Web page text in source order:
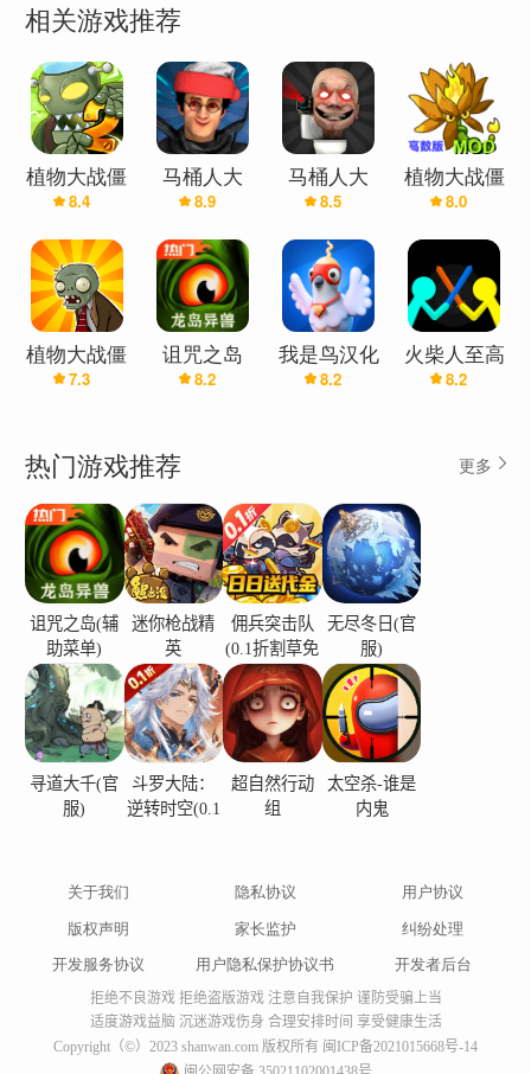
- 在战斗中成为真正的射手，通过不间断的动作射击
游戏让自己进入有趣的冒险。不要停止在离线任务
中射击！
- 用你的枪和武器面对僵尸，找到终极组合，在终极
杀戮游戏中赢得战斗。
ZOMBIE FIRE 3D: Offline Shooter 是一款第一人称
射击游戏，具有通过大量僵尸和武器进行的竞争性
战斗、易于控制、精心制作的地图和具有挑战性的
游戏模式。当值班来电时，您必须接听！你会作为
Coalition 或 The Breach 的成员而战吗？
在 fps 模式下用枪射击僵尸。死亡来临，战场只为英
的僵尸世界。一款全新的射击僵尸游戏！制定策略
并创建自己的故事。您可以在这款射击游戏中放置
炸弹或射击僵尸！
相关游戏推荐
植物大战僵
尸2(辅助菜
单)
8.4
马桶人大
战:开放世
界(辅助菜
单)
8.9
马桶人大
战:开放世
界万圣节版
(辅助菜单)
8.5
植物大战僵
尸融合版
(高数辅助
菜单)
8.0
植物大战僵
尸(辅助菜
7.3
诅咒之岛
(辅助菜单)
8.2
我是鸟汉化
兼容版(辅
8.2
火柴人至高
对决(辅助
8.2
热门游戏推荐 更多
诅咒之岛(辅
助菜单)
迷你枪战精
英
佣兵突击队
(0.1折割草免
费版)
无尽冬日(官
服)
寻道大千(官
服)
斗罗大陆：
逆转时空(0.1
超自然行动
组
太空杀-谁是
内鬼
关于我们 隐私协议
用户协议
版权声明
家长监护
纠纷处理
开发服务协议
用户隐私保护协议书 开发者后台
拒绝不良游戏 拒绝盗版游戏 注意自我保护 谨防受骗上当
适度游戏益脑 沉迷游戏伤身 合理安排时间 享受健康生活
Copyright（©）2023 shanwan.com 版权所有 闽ICP备2021015668号-14